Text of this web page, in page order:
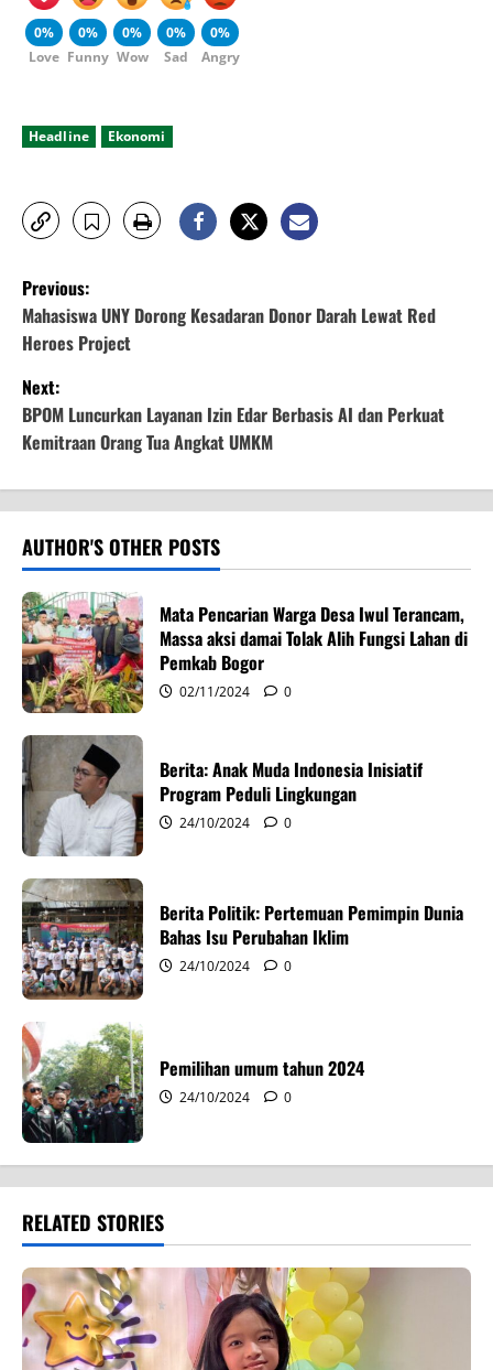
0%
Love
0%
Funny
0%
Wow
0%
Sad
0%
Angry
Headline Ekonomi
P
o
s
t
n
a
v
i
g
a
t
i
o
n
Previous:
Mahasiswa UNY Dorong Kesadaran Donor Darah Lewat Red
Heroes Project
Next:
BPOM Luncurkan Layanan Izin Edar Berbasis AI dan Perkuat
Kemitraan Orang Tua Angkat UMKM
AUTHOR'S OTHER POSTS
Mata Pencarian Warga Desa Iwul Terancam,
Massa aksi damai Tolak Alih Fungsi Lahan di
Pemkab Bogor
02/11/2024 0
Berita: Anak Muda Indonesia Inisiatif
Program Peduli Lingkungan
24/10/2024 0
Berita Politik: Pertemuan Pemimpin Dunia
Bahas Isu Perubahan Iklim
24/10/2024 0
Pemilihan umum tahun 2024
24/10/2024 0
RELATED STORIES